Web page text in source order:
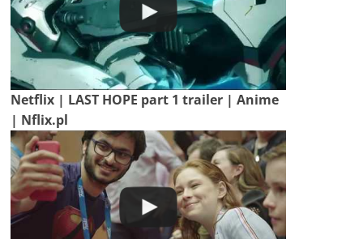
Netflix | LAST HOPE part 1 trailer | Anime
| Nflix.pl